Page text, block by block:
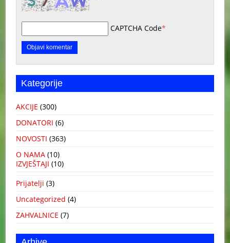
CAPTCHA Code*
Kategorije
AKCIJE (300)
DONATORI (6)
NOVOSTI (363)
O NAMA (10)
IZVJEŠTAJI (10)
Prijatelji (3)
Uncategorized (4)
ZAHVALNICE (7)